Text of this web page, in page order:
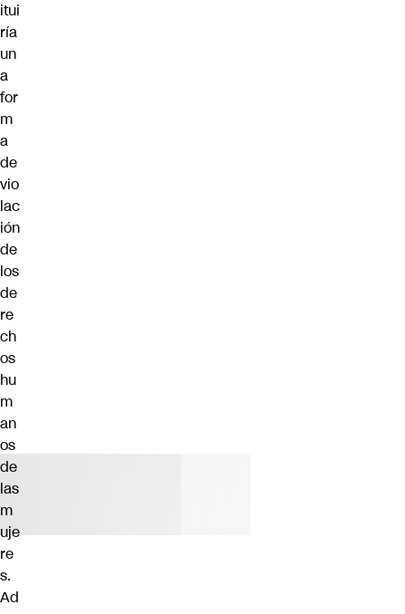
itui
ría
un
a
for
m
a
de
vio
lac
ión
de
los
de
re
ch
os
hu
m
an
os
de
las
m
uje
re
s.
Ad